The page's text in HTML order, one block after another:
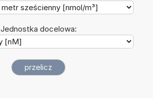
Jednostka docelowa: